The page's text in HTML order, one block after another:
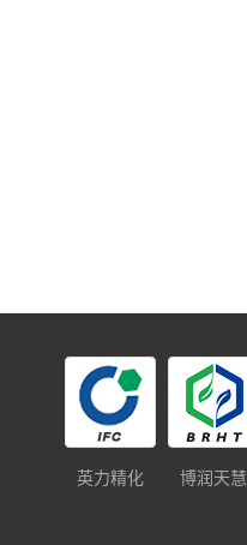
英力精化 博润天慧